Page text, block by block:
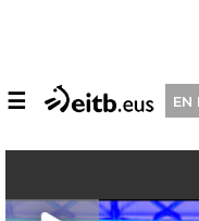
☰ EN